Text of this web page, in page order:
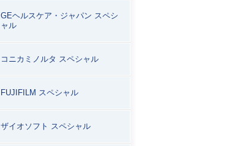
GEヘルスケア・ジャパン スペシ
ャル
コニカミノルタ スペシャル
FUJIFILM スペシャル
ザイオソフト スペシャル